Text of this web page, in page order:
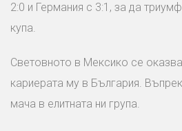
2:0 и Германия с 3:1, за да
купа.
Световното в Мексико се
кариерата му в България.
мача в елитната ни група.